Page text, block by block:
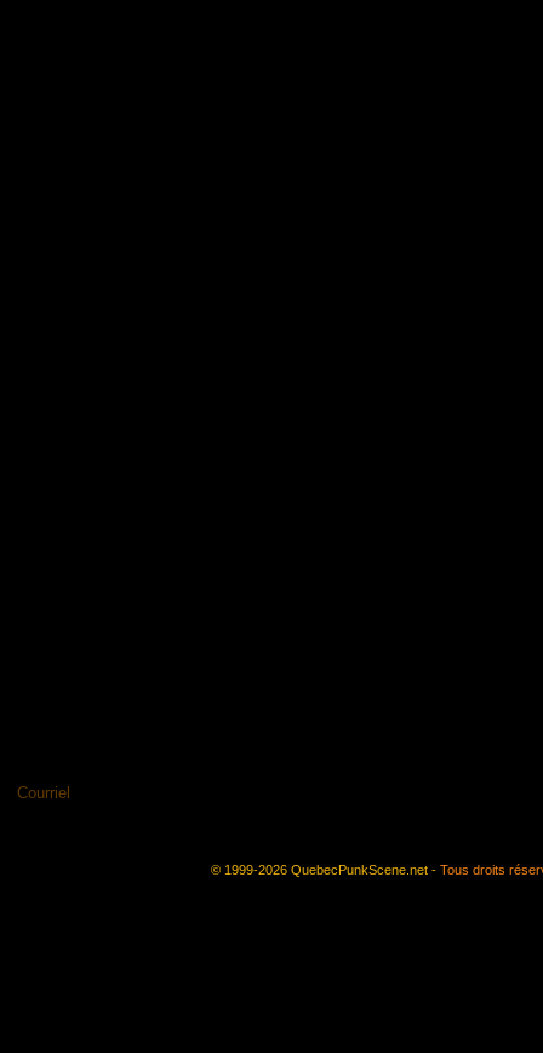
© 1999-2026 QuebecPunkScene.net - Tous droits